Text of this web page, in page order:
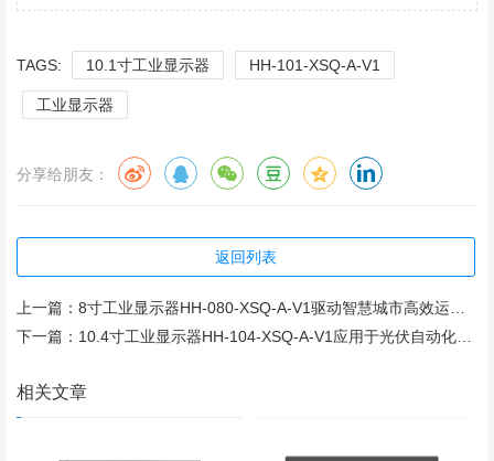
TAGS: 10.1寸工业显示器 HH-101-XSQ-A-V1
工业显示器
分享给朋友：
返回列表
上一篇： 8寸工业显示器HH-080-XSQ-A-V1驱动智慧城市高效运维的可靠之选
下一篇： 10.4寸工业显示器HH-104-XSQ-A-V1应用于光伏自动化设备，助力绿色低碳能源发展
相关文章